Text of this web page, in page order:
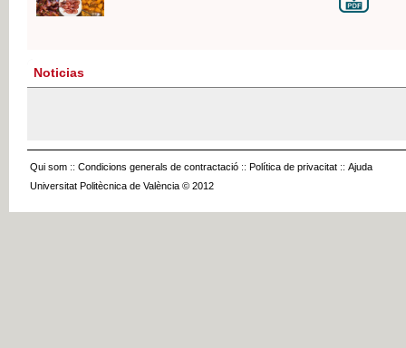
Noticias
Qui som :: Condicions generals de contractació :: Política de privacitat :: Ajuda
Universitat Politècnica de València © 2012